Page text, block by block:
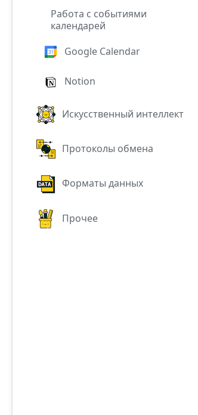
Работа с событиями
календарей
Google Calendar
Notion
Искусственный интеллект
Протоколы обмена
Форматы данных
Прочее